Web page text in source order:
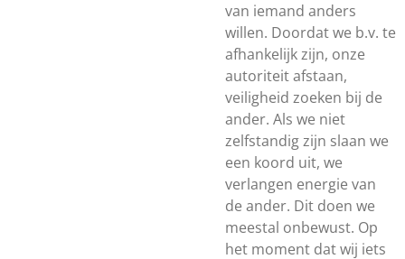
van iemand anders
willen. Doordat we b.v. te
afhankelijk zijn, onze
autoriteit afstaan,
veiligheid zoeken bij de
ander. Als we niet
zelfstandig zijn slaan we
een koord uit, we
verlangen energie van
de ander. Dit doen we
meestal onbewust. Op
het moment dat wij iets